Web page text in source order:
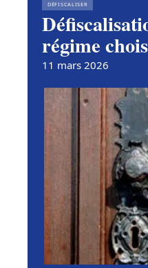
DÉFISCALISER
régime
11 mars 2026